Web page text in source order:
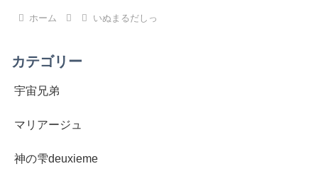
ホーム いぬまるだしっ
カテゴリー
宇宙兄弟
マリアージュ
神の雫deuxieme